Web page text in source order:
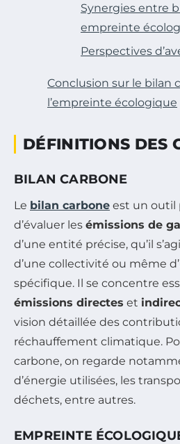
Synergies entre
empreinte
Perspectives
Conclusion sur le bilan
l’empreinte écologique
DÉFINITIONS DES
BILAN CARBONE
Le bilan carbone est un
d’évaluer les émissions de
d’une entité précise, qu’il
d’une collectivité ou même
spécifique. Il se concentre
émissions directes et
vision détaillée des
réchauffement climatique.
carbone, on regarde
d’énergie utilisées, les
déchets, entre autres.
EMPREINTE